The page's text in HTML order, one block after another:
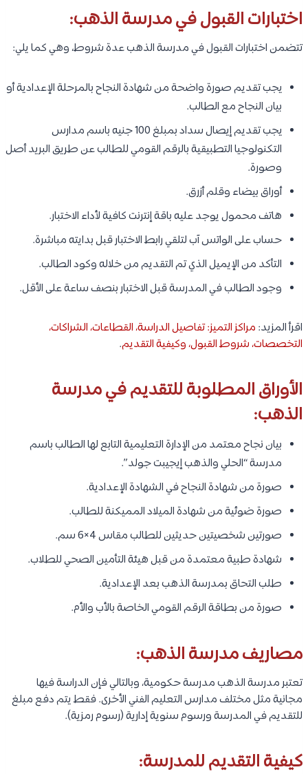
اختبارات القبول في مدرسة الذهب:
تتضمن اختبارات القبول في مدرسة الذهب عدة شروط، وهي كما يلي:
يجب تقديم صورة واضحة من شهادة النجاح بالمرحلة الإعدادية أو
بيان النجاح مع الطالب.
يجب تقديم إيصال سداد بمبلغ 100 جنيه باسم مدارس
التكنولوجيا التطبيقية بالرقم القومي للطالب عن طريق البريد أصل
وصورة.
أوراق بيضاء وقلم أزرق.
هاتف محمول يوجد عليه باقة إنترنت كافية لأداء الاختبار.
حساب على الواتس آب لتلقي رابط الاختبار قبل بدايته مباشرة.
التأكد من الإيميل الذي تم التقديم من خلاله وكود الطالب.
وجود الطالب في المدرسة قبل الاختبار بنصف ساعة على الأقل.
اقرأ المزيد: مراكز التميز: تفاصيل الدراسة، القطاعات، الشراكات،
التخصصات، شروط القبول، وكيفية التقديم.
الأوراق المطلوبة للتقديم في مدرسة
الذهب:
بيان نجاح معتمد من الإدارة التعليمية التابع لها الطالب باسم
مدرسة “الحلي والذهب إيجيبت جولد”.
صورة من شهادة النجاح في الشهادة الإعدادية.
صورة ضوئية من شهادة الميلاد المميكنة للطالب.
صورتين شخصيتين حديثين للطالب مقاس 4×6 سم.
شهادة طبية معتمدة من قبل هيئة التأمين الصحي للطلاب.
طلب التحاق بمدرسة الذهب بعد الإعدادية.
صورة من بطاقة الرقم القومي الخاصة بالأب والأم.
مصاريف مدرسة الذهب:
تعتبر مدرسة الذهب مدرسة حكومية، وبالتالي فإن الدراسة فيها
مجانية مثل مختلف مدارس التعليم الفني الأخرى. فقط يتم دفع مبلغ
للتقديم في المدرسة ورسوم سنوية إدارية (رسوم رمزية).
كيفية التقديم للمدرسة: